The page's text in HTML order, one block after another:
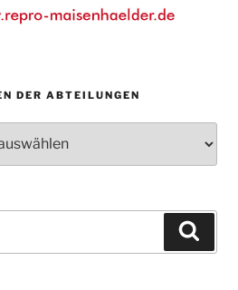
DER ABTEILUNGEN